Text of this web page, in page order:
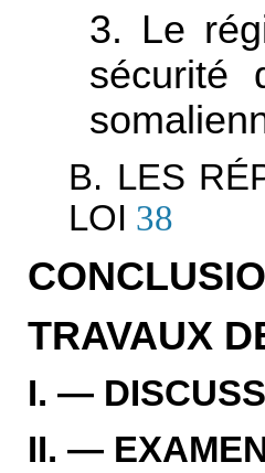
3. Le
sécurité
B. LES
LOI 38
TRAVAUX
I. —
II. —